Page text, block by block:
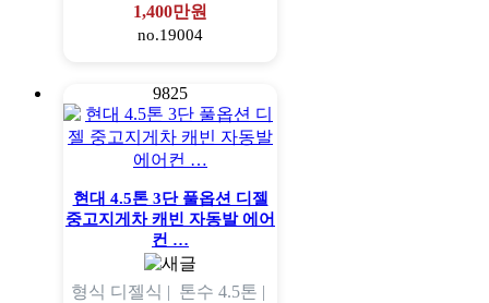
1,400만원
no.19004
9825
현대 4.5톤 3단 풀옵션 디젤
중고지게차 캐빈 자동발 에어
컨 …
형식 디젤식 | 톤수 4.5톤 |